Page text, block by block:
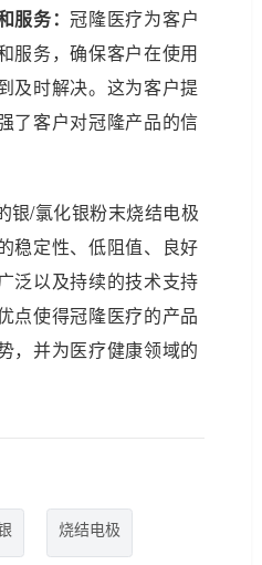
服务：冠隆医疗为客户
服务，确保客户在使用
及时解决。这为客户提
了客户对冠隆产品的信
银/氯化银粉末烧结电极
稳定性、低阻值、良好
泛以及持续的技术支持
点使得冠隆医疗的产品
，并为医疗健康领域的
烧结电极